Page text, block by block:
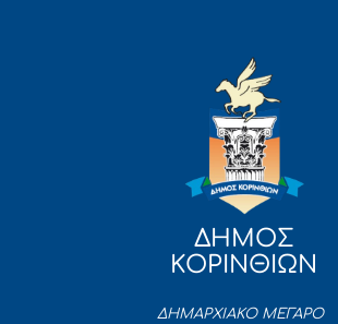
ΔΗΜΟΣ
ΚΟΡΙΝΘΙΩΝ
ΔΗΜΑΡΧΙΑΚΟ ΜΕΓΑΡΟ